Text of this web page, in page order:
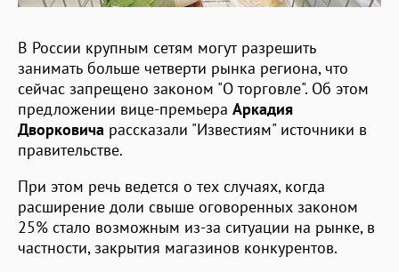
В России крупным сетям могут разрешить
занимать больше четверти рынка региона, что
сейчас запрещено законом "О торговле". Об этом
предложении вице-премьера Аркадия
Дворковича рассказали "Известиям" источники в
правительстве.
При этом речь ведется о тех случаях, когда
расширение доли свыше оговоренных законом
25% стало возможным из-за ситуации на рынке, в
частности, закрытия магазинов конкурентов.